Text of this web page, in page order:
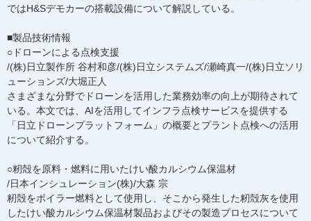
ではH&Sデモカーの搭載設備について解説している。
■製品技術情報
○ドローンによる点検支援
/(株)日立製作所 谷村和彦/(株)日立システムズ/瀬崎真一/(株)日立ソリ
ューションズ/大堀正人
さまざまな分野でドローンを活用した業務効率の向上が期待されて
いる。本文では、AIを活用してインフラ点検サービスを提供する
「日立ドローンプラットフォーム」の概要とプラント点検への活用
について紹介する。
○籾殻を原料・燃料に用いたけい酸カルシウム保温材
/日本インシュレーション(株)/大森 宗
籾殻をボイラー燃料として使用し、そこから発生した籾殻灰を使用
したけい酸カルシウム保温材製品およびその製造プロセスについて